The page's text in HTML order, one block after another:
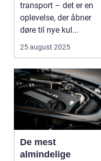
transport – det er en
oplevelse, der åbner
døre til nye kul...
25 august 2025
De mest
almindelige